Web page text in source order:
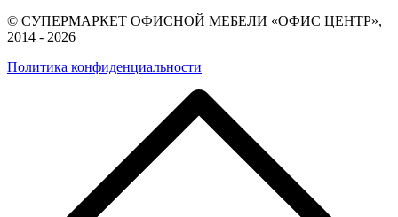
© СУПЕРМАРКЕТ ОФИСНОЙ МЕБЕЛИ «ОФИС ЦЕНТР»,
2014 - 2026
Политика конфиденциальности